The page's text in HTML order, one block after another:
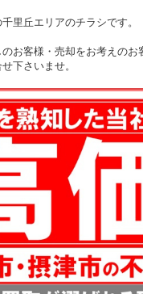
千里丘エリアのチラシです。
お客様・売却をお考えのお
下さいませ。